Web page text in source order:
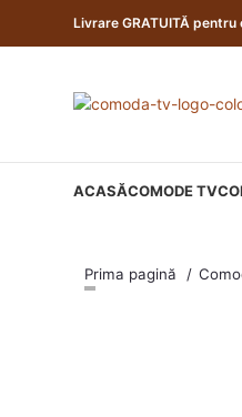
Livrare GRATUITĂ
ACASĂCOMODE TV
Prima pagină